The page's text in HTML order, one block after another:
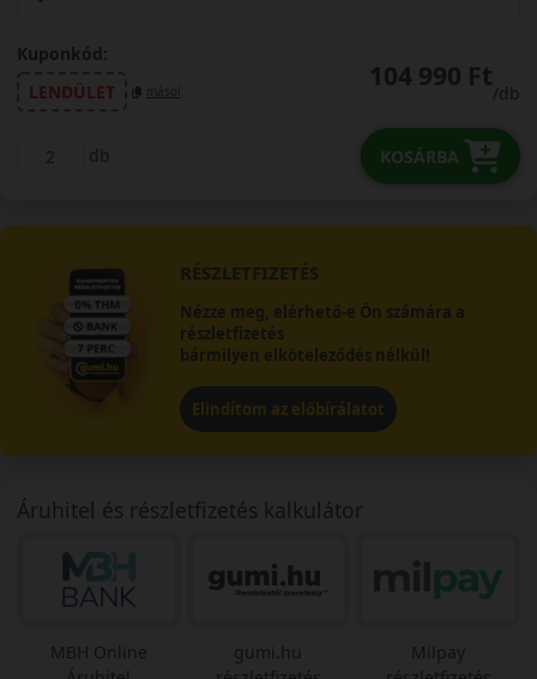
Kuponkód:
LENDÜLET
másol 104 990 Ft
/db
db KOSÁRBA
RÉSZLETFIZETÉS
Nézze meg, elérhető-e Ön számára a
részletfizetés
bármilyen elköteleződés nélkül!
Elindítom az előbírálatot
Áruhitel és részletfizetés kalkulátor
MBH Online
gumi.hu
Milpay